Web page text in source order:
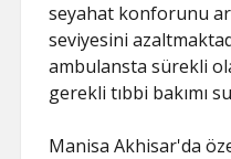
seyahat konforunu
seviyesini
ambulansta sürekli
gerekli tıbbi bakımı
Manisa Akhisar'da